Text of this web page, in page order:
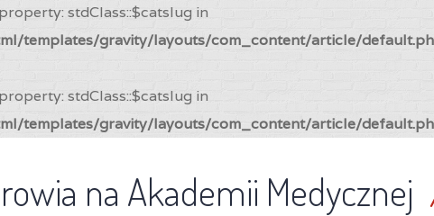
stdClass::$catslug in
templates/gravity/layouts/com_content/article/
stdClass::$catslug in
templates/gravity/layouts/com_content/article/
na Akademii Medycznej